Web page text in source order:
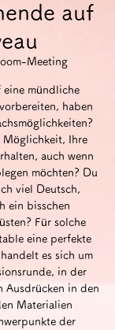
auf
Meeting
eine mündliche
haben
Möglichkeit, Ihre
auch wenn
möchten? Du
viel Deutsch,
ein bisschen
Für solche
eine perfekte
es sich um
in der
Ausdrücken in den
Materialien
der